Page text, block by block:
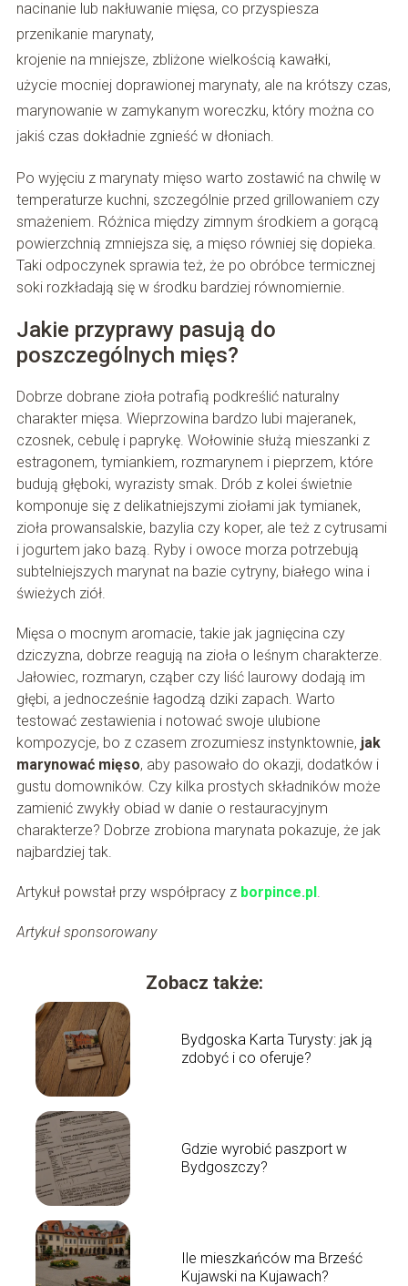
nacinanie lub nakłuwanie mięsa, co przyspiesza
przenikanie marynaty,
krojenie na mniejsze, zbliżone wielkością kawałki,
użycie mocniej doprawionej marynaty, ale na krótszy czas,
marynowanie w zamykanym woreczku, który można co
jakiś czas dokładnie zgnieść w dłoniach.
Po wyjęciu z marynaty mięso warto zostawić na chwilę w
temperaturze kuchni, szczególnie przed grillowaniem czy
smażeniem. Różnica między zimnym środkiem a gorącą
powierzchnią zmniejsza się, a mięso równiej się dopieka.
Taki odpoczynek sprawia też, że po obróbce termicznej
soki rozkładają się w środku bardziej równomiernie.
Jakie przyprawy pasują do
poszczególnych mięs?
Dobrze dobrane zioła potrafią podkreślić naturalny
charakter mięsa. Wieprzowina bardzo lubi majeranek,
czosnek, cebulę i paprykę. Wołowinie służą mieszanki z
estragonem, tymiankiem, rozmarynem i pieprzem, które
budują głęboki, wyrazisty smak. Drób z kolei świetnie
komponuje się z delikatniejszymi ziołami jak tymianek,
zioła prowansalskie, bazylia czy koper, ale też z cytrusami
i jogurtem jako bazą. Ryby i owoce morza potrzebują
subtelniejszych marynat na bazie cytryny, białego wina i
świeżych ziół.
Mięsa o mocnym aromacie, takie jak jagnięcina czy
dziczyzna, dobrze reagują na zioła o leśnym charakterze.
Jałowiec, rozmaryn, cząber czy liść laurowy dodają im
głębi, a jednocześnie łagodzą dziki zapach. Warto
testować zestawienia i notować swoje ulubione
kompozycje, bo z czasem zrozumiesz instynktownie, jak
marynować mięso, aby pasowało do okazji, dodatków i
gustu domowników. Czy kilka prostych składników może
zamienić zwykły obiad w danie o restauracyjnym
charakterze? Dobrze zrobiona marynata pokazuje, że jak
najbardziej tak.
Artykuł powstał przy współpracy z borpince.pl.
Artykuł sponsorowany
Zobacz także:
Bydgoska Karta Turysty: jak ją
zdobyć i co oferuje?
Gdzie wyrobić paszport w
Bydgoszczy?
Ile mieszkańców ma Brześć
Kujawski na Kujawach?